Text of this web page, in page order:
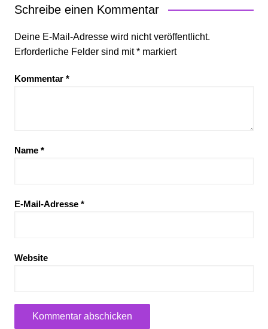
Schreibe einen Kommentar
Deine E-Mail-Adresse wird nicht veröffentlicht.
Erforderliche Felder sind mit*markiert
Kommentar *
Name *
E-Mail-Adresse *
Website